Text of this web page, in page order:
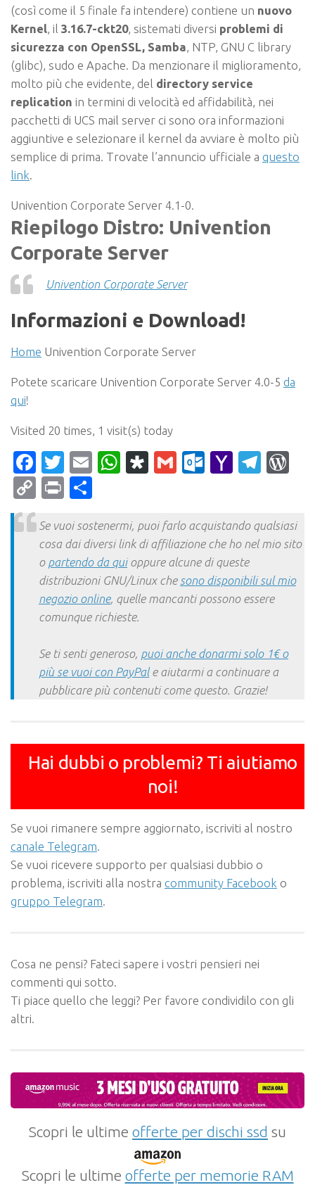
(così come il 5 finale fa intendere) contiene un nuovo
Kernel, il 3.16.7-ckt20, sistemati diversi problemi di
sicurezza con OpenSSL, Samba, NTP, GNU C library
(glibc), sudo e Apache. Da menzionare il miglioramento,
molto più che evidente, del directory service
replication in termini di velocità ed affidabilità, nei
pacchetti di UCS mail server ci sono ora informazioni
aggiuntive e selezionare il kernel da avviare è molto più
semplice di prima. Trovate l’annuncio ufficiale a questo
link.
Univention Corporate Server 4.1-0.
Riepilogo Distro: Univention
Corporate Server
Univention Corporate Server
Informazioni e Download!
Home Univention Corporate Server
Potete scaricare Univention Corporate Server 4.0-5 da
qui!
Visited 20 times, 1 visit(s) today
Facebook
Twitter
EmailWhatsApp
Diaspora
Gmail Yahoo
CopyPrint
Se vuoi sostenermi, puoi farlo acquistando qualsiasi
cosa dai diversi link di affiliazione che ho nel mio sito
o partendo da quioppure alcune di queste
distribuzioni GNU/Linux che sono disponibili sul mio
negozio online, quelle mancanti possono essere
comunque richieste.
Se ti senti generoso, puoi anche donarmi solo 1€ o
più se vuoi con PayPale aiutarmi a continuare a
pubblicare più contenuti come questo. Grazie!
Hai dubbi o problemi? Ti aiutiamo
noi!
Se vuoi rimanere sempre aggiornato, iscriviti al nostro
canale Telegram
Se vuoi ricevere supporto per qualsiasi dubbio o
problema, iscriviti alla nostra community Facebook o
gruppo Telegram
Cosa ne pensi? Fateci sapere i vostri pensieri nei
commenti qui sotto.
Ti piace quello che leggi? Per favore condividilo con gli
altri.
Scopri le ultime offerte per dischi ssd su
Scopri le ultime offerte per memorie RAM